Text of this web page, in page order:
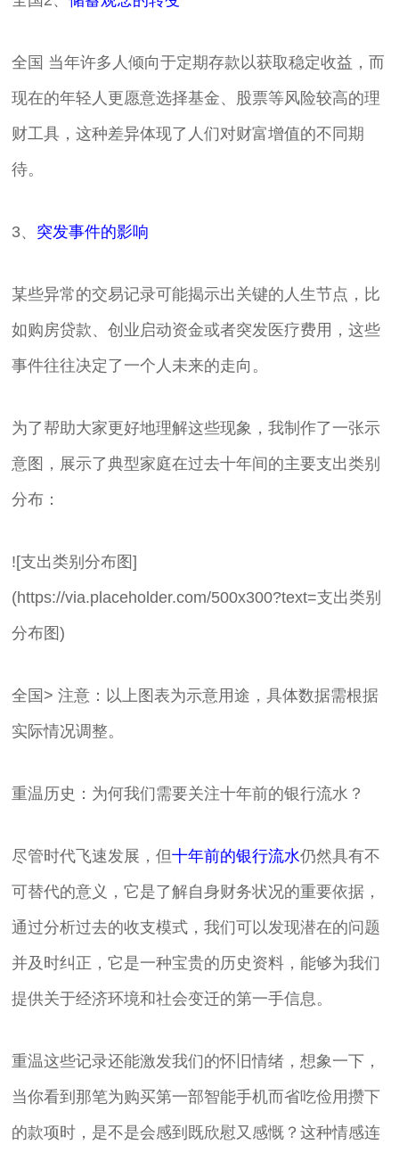
全国 当年许多人倾向于定期存款以获取稳定收益，而
现在的年轻人更愿意选择基金、股票等风险较高的理
财工具，这种差异体现了人们对财富增值的不同期
待。
3、 突发事件的影响
某些异常的交易记录可能揭示出关键的人生节点，比
如购房贷款、创业启动资金或者突发医疗费用，这些
事件往往决定了一个人未来的走向。
为了帮助大家更好地理解这些现象，我制作了一张示
意图，展示了典型家庭在过去十年间的主要支出类别
分布：
![支出类别分布图]
(https://via.placeholder.com/500x300?text=支出类别
分布图)
全国> 注意：以上图表为示意用途，具体数据需根据
实际情况调整。
重温历史：为何我们需要关注十年前的银行流水？
尽管时代飞速发展，但十年前的银行流水仍然具有不
可替代的意义，它是了解自身财务状况的重要依据，
通过分析过去的收支模式，我们可以发现潜在的问题
并及时纠正，它是一种宝贵的历史资料，能够为我们
提供关于经济环境和社会变迁的第一手信息。
重温这些记录还能激发我们的怀旧情绪，想象一下，
当你看到那笔为购买第一部智能手机而省吃俭用攒下
的款项时，是不是会感到既欣慰又感慨？这种情感连